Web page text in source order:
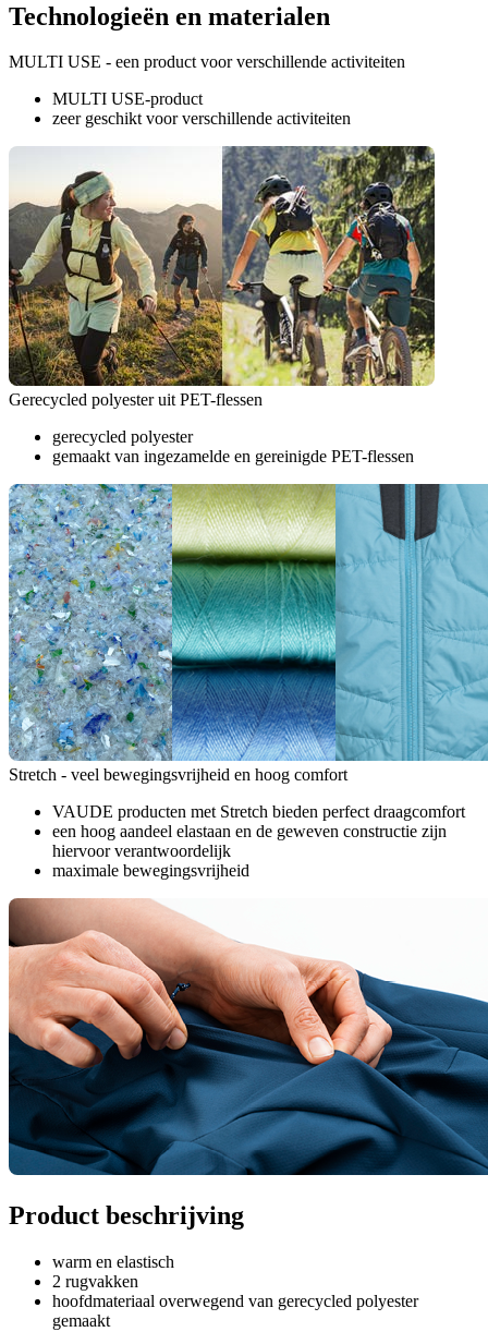
Technologieën en materialen
MULTI USE - een product voor verschillende activiteiten
MULTI USE-product
zeer geschikt voor verschillende activiteiten
Gerecycled polyester uit PET-flessen
gerecycled polyester
gemaakt van ingezamelde en gereinigde PET-flessen
Stretch - veel bewegingsvrijheid en hoog comfort
VAUDE producten met Stretch bieden perfect draagcomfort
een hoog aandeel elastaan en de geweven constructie zijn
hiervoor verantwoordelijk
maximale bewegingsvrijheid
Product beschrijving
warm en elastisch
2 rugvakken
hoofdmateriaal overwegend van gerecycled polyester
gemaakt